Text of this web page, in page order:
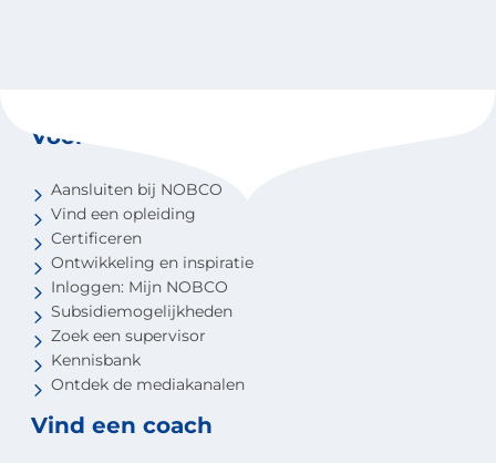
Voor coaches
Aansluiten bij NOBCO
Vind een opleiding
Certificeren
Ontwikkeling en inspiratie
Inloggen: Mijn NOBCO
Subsidiemogelijkheden
Zoek een supervisor
Kennisbank
Ontdek de mediakanalen
Vind een coach